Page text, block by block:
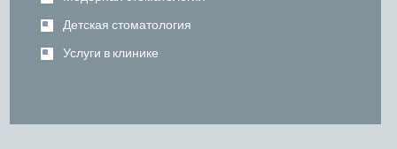
Детская стоматология
Услуги в клинике